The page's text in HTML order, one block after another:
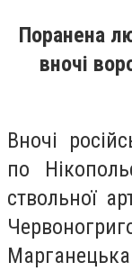
Поранена
вночі
Вночі
по
ствольної